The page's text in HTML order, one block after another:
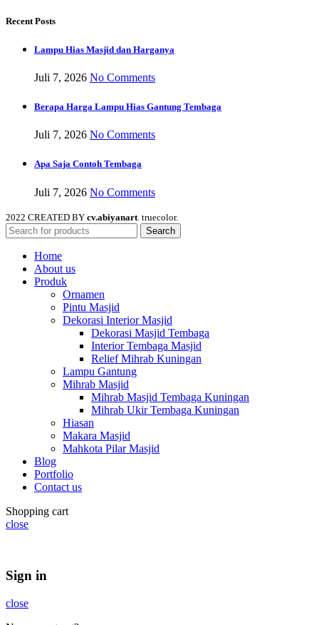
Recent Posts
Lampu Hias Masjid dan Harganya
Juli 7, 2026 No Comments
Berapa Harga Lampu Hias Gantung Tembaga
Juli 7, 2026 No Comments
Apa Saja Contoh Tembaga
Juli 7, 2026 No Comments
2022 CREATED BY cv.abiyanart . truecolor.
Search
Home
About us
Produk
Ornamen
Pintu Masjid
Dekorasi Interior Masjid
Dekorasi Masjid Tembaga
Interior Tembaga Masjid
Relief Mihrab Kuningan
Lampu Gantung
Mihrab Masjid
Mihrab Masjid Tembaga Kuningan
Mihrab Ukir Tembaga Kuningan
Hiasan
Makara Masjid
Mahkota Pilar Masjid
Blog
Portfolio
Contact us
Shopping cart
close
Sign in
close